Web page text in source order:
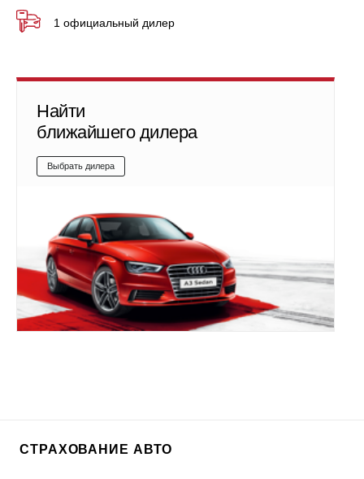
1 официальный дилер
Найти
ближайшего дилера
Выбрать дилера
СТРАХОВАНИЕ АВТО